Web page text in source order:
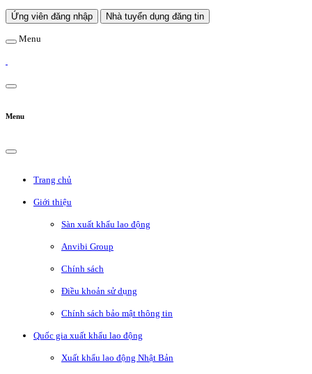
Ứng viên đăng nhập Nhà tuyển dụng đăng tin
Menu
Menu
Trang chủ
Giới thiệu
Sàn xuất khẩu lao động
Anvibi Group
Chính sách
Điều khoản sử dụng
Chính sách bảo mật thông tin
Quốc gia xuất khẩu lao động
Xuất khẩu lao động Nhật Bản